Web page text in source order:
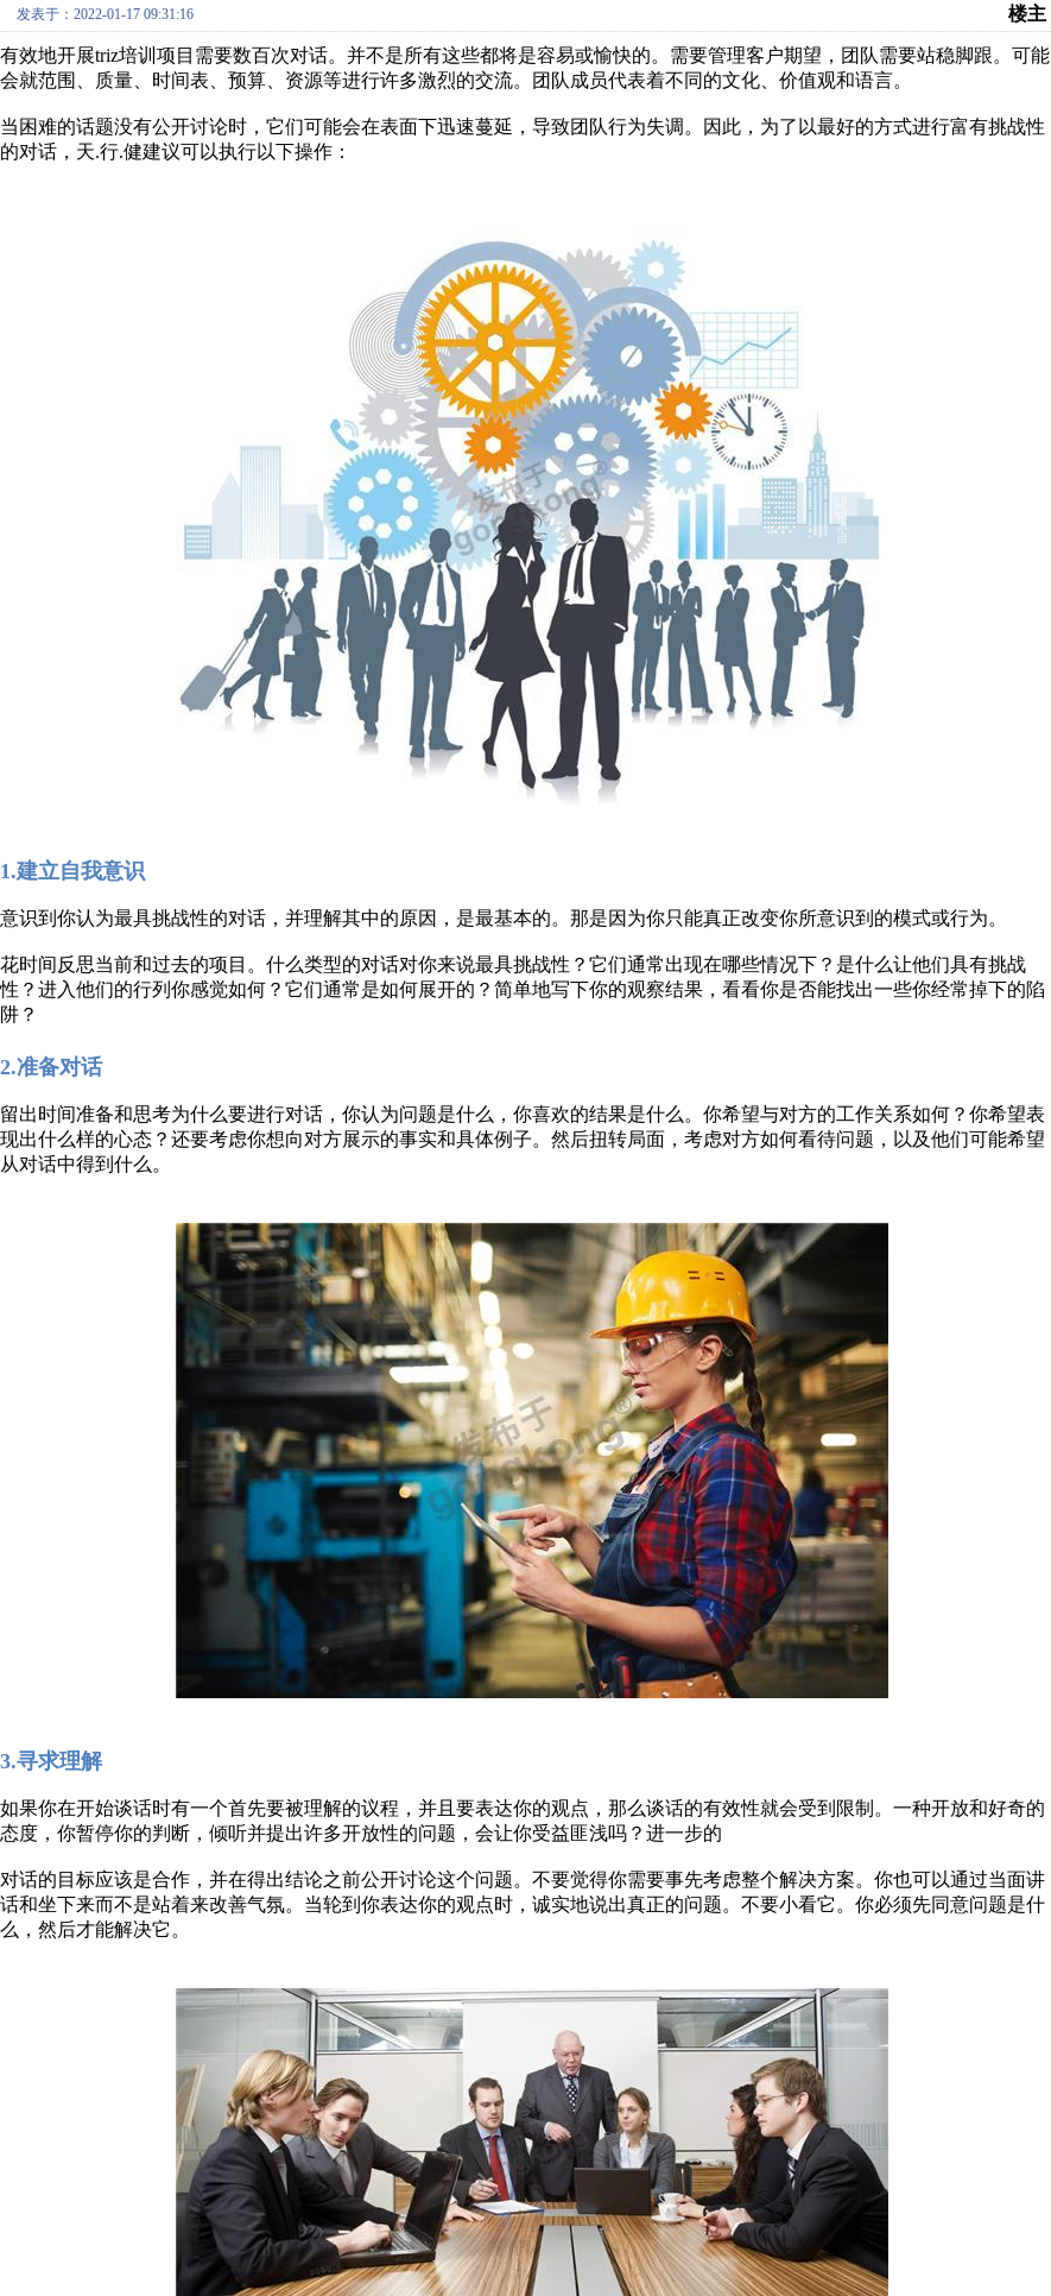
发表于：2022-01-17 09:31:16 楼主
有效地开展triz培训项目需要数百次对话。并不是所有这些都将是容易或愉快的。需要管理客户期望，团队需要站稳脚跟。可能
会就范围、质量、时间表、预算、资源等进行许多激烈的交流。团队成员代表着不同的文化、价值观和语言。
当困难的话题没有公开讨论时，它们可能会在表面下迅速蔓延，导致团队行为失调。因此，为了以最好的方式进行富有挑战性
的对话，天.行.健建议可以执行以下操作：
1.建立自我意识
意识到你认为最具挑战性的对话，并理解其中的原因，是最基本的。那是因为你只能真正改变你所意识到的模式或行为。
花时间反思当前和过去的项目。什么类型的对话对你来说最具挑战性？它们通常出现在哪些情况下？是什么让他们具有挑战
性？进入他们的行列你感觉如何？它们通常是如何展开的？简单地写下你的观察结果，看看你是否能找出一些你经常掉下的陷
阱？
2.准备对话
留出时间准备和思考为什么要进行对话，你认为问题是什么，你喜欢的结果是什么。你希望与对方的工作关系如何？你希望表
现出什么样的心态？还要考虑你想向对方展示的事实和具体例子。然后扭转局面，考虑对方如何看待问题，以及他们可能希望
从对话中得到什么。
3.寻求理解
如果你在开始谈话时有一个首先要被理解的议程，并且要表达你的观点，那么谈话的有效性就会受到限制。一种开放和好奇的
态度，你暂停你的判断，倾听并提出许多开放性的问题，会让你受益匪浅吗？进一步的
对话的目标应该是合作，并在得出结论之前公开讨论这个问题。不要觉得你需要事先考虑整个解决方案。你也可以通过当面讲
话和坐下来而不是站着来改善气氛。当轮到你表达你的观点时，诚实地说出真正的问题。不要小看它。你必须先同意问题是什
么，然后才能解决它。